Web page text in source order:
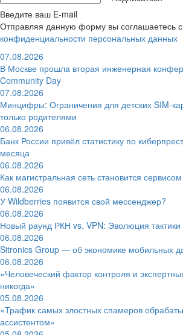
Введите ваш E-mail
Отправляя данную форму вы соглашаетесь с
конфиденциальности персональных данных
07.08.2026
В Москве прошла вторая инженерная
Community Day
07.08.2026
Минцифры: Ограничения для детских SIM-
только родителями
06.08.2026
Банк России привёл статистику по
месяца
06.08.2026
Как магистральная сеть становится
06.08.2026
У Wildberries появится свой мессенджер?
06.08.2026
Новый раунд РКН vs. VPN: Эволюция тактики
06.08.2026
Sitronics Group — об экономике мобильных
06.08.2026
«Человеческий фактор контроля и
никогда»
05.08.2026
«Трафик самых злостных спамеров
ассистентом»